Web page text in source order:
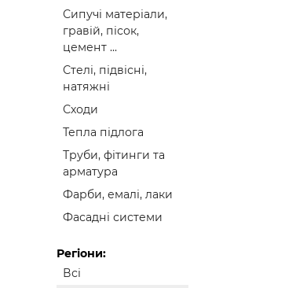
Сипучі матеріали,
гравій, пісок,
цемент ...
Стелі, підвісні,
натяжні
Сходи
Тепла підлога
Труби, фітинги та
арматура
Фарби, емалі, лаки
Фасадні системи
Регіони:
Всі